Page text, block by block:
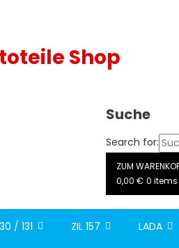
Shop
Suche
Search for:
ZUM
0,00 € 0 items
/ 131 ZIL 157 LADA